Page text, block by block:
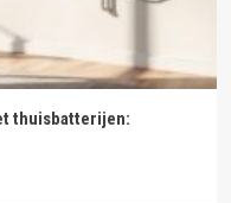
thuisbatterijen: